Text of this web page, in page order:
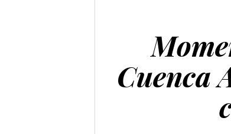
Cuenca